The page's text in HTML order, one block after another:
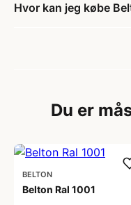
Hvor kan jeg købe
Du er
BELTON
Belton Ral 1001